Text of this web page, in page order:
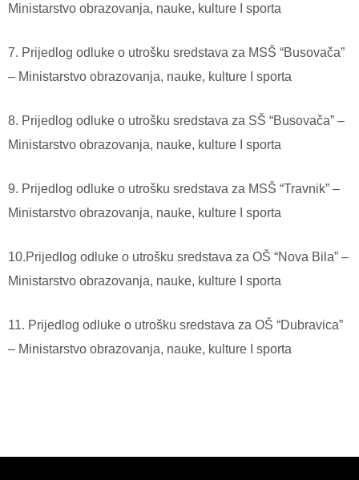
Ministarstvo obrazovanja, nauke, kulture I sporta
7. Prijedlog odluke o utrošku sredstava za MSŠ “Busovača”
– Ministarstvo obrazovanja, nauke, kulture I sporta
8. Prijedlog odluke o utrošku sredstava za SŠ “Busovača” –
Ministarstvo obrazovanja, nauke, kulture I sporta
9. Prijedlog odluke o utrošku sredstava za MSŠ “Travnik” –
Ministarstvo obrazovanja, nauke, kulture I sporta
10.Prijedlog odluke o utrošku sredstava za OŠ “Nova Bila” –
Ministarstvo obrazovanja, nauke, kulture I sporta
11. Prijedlog odluke o utrošku sredstava za OŠ “Dubravica”
– Ministarstvo obrazovanja, nauke, kulture I sporta